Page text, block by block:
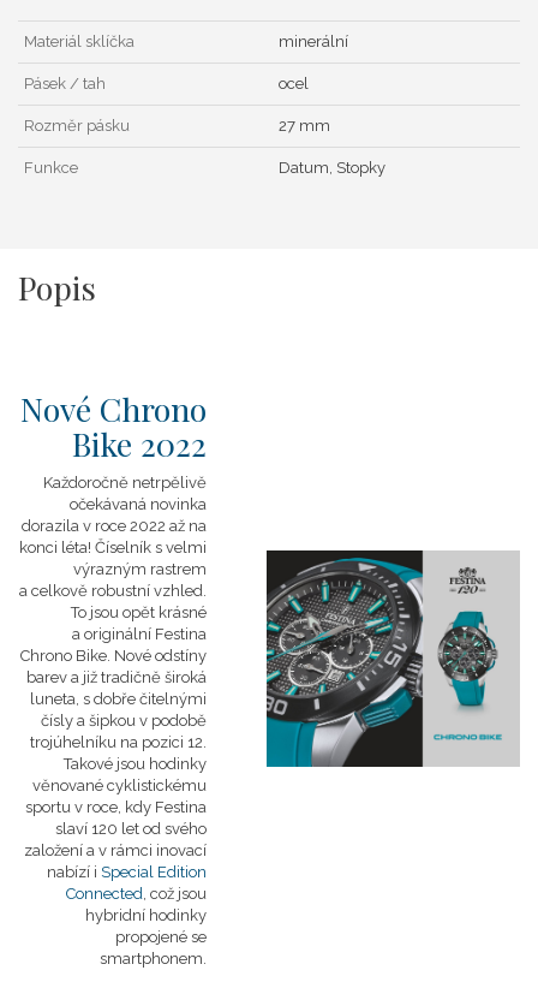
Materiál sklíčka minerální
Pásek / tah ocel
Rozměr pásku 27 mm
Funkce Datum, Stopky
Popis
Nové Chrono
Bike 2022
Každoročně netrpělivě
očekávaná novinka
dorazila v roce 2022 až na
konci léta! Číselník s velmi
výrazným rastrem
a celkově robustní vzhled.
To jsou opět krásné
a originální Festina
Chrono Bike. Nové odstíny
barev a již tradičně široká
luneta, s dobře čitelnými
čísly a šipkou v podobě
trojúhelníku na pozici 12.
Takové jsou hodinky
věnované cyklistickému
sportu v roce, kdy Festina
slaví 120 let od svého
založení a v rámci inovací
nabízí i Special Edition
Connected , což jsou
hybridní hodinky
propojené se
smartphonem.